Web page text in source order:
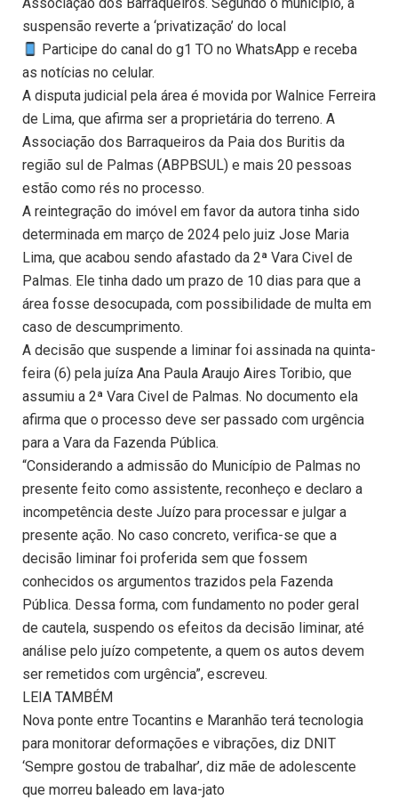
suspensão reverte a ‘privatização’ do local
Participe do canal do g1 TO no WhatsApp e receba
as notícias no celular.
A disputa judicial pela área é movida por Walnice Ferreira
de Lima, que afirma ser a proprietária do terreno. A
Associação dos Barraqueiros da Paia dos Buritis da
região sul de Palmas (ABPBSUL) e mais 20 pessoas
estão como rés no processo.
A reintegração do imóvel em favor da autora tinha sido
determinada em março de 2024 pelo juiz Jose Maria
Lima, que acabou sendo afastado da 2ª Vara Civel de
Palmas. Ele tinha dado um prazo de 10 dias para que a
área fosse desocupada, com possibilidade de multa em
caso de descumprimento.
A decisão que suspende a liminar foi assinada na quinta-
feira (6) pela juíza Ana Paula Araujo Aires Toribio, que
assumiu a 2ª Vara Civel de Palmas. No documento ela
afirma que o processo deve ser passado com urgência
para a Vara da Fazenda Pública.
“Considerando a admissão do Município de Palmas no
presente feito como assistente, reconheço e declaro a
incompetência deste Juízo para processar e julgar a
presente ação. No caso concreto, verifica-se que a
decisão liminar foi proferida sem que fossem
conhecidos os argumentos trazidos pela Fazenda
Pública. Dessa forma, com fundamento no poder geral
de cautela, suspendo os efeitos da decisão liminar, até
análise pelo juízo competente, a quem os autos devem
ser remetidos com urgência”, escreveu.
LEIA TAMBÉM
Nova ponte entre Tocantins e Maranhão terá tecnologia
para monitorar deformações e vibrações, diz DNIT
‘Sempre gostou de trabalhar’, diz mãe de adolescente
que morreu baleado em lava-jato